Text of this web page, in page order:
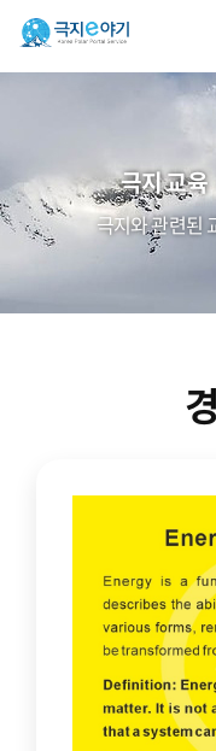
극지 교육
극지와 관련된